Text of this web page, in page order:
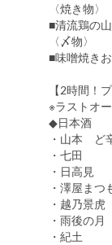
〈焼き物〉
■清流鶏の
〈〆物〉
■味噌焼き
【2時間！
※ラストオ
◆日本酒
・山本 ど
・七田
・日高見
・澤屋まつ
・越乃景虎
・雨後の月
・紀土